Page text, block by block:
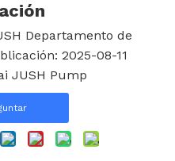
Departamento de
2025-08-11
JUSH Pump